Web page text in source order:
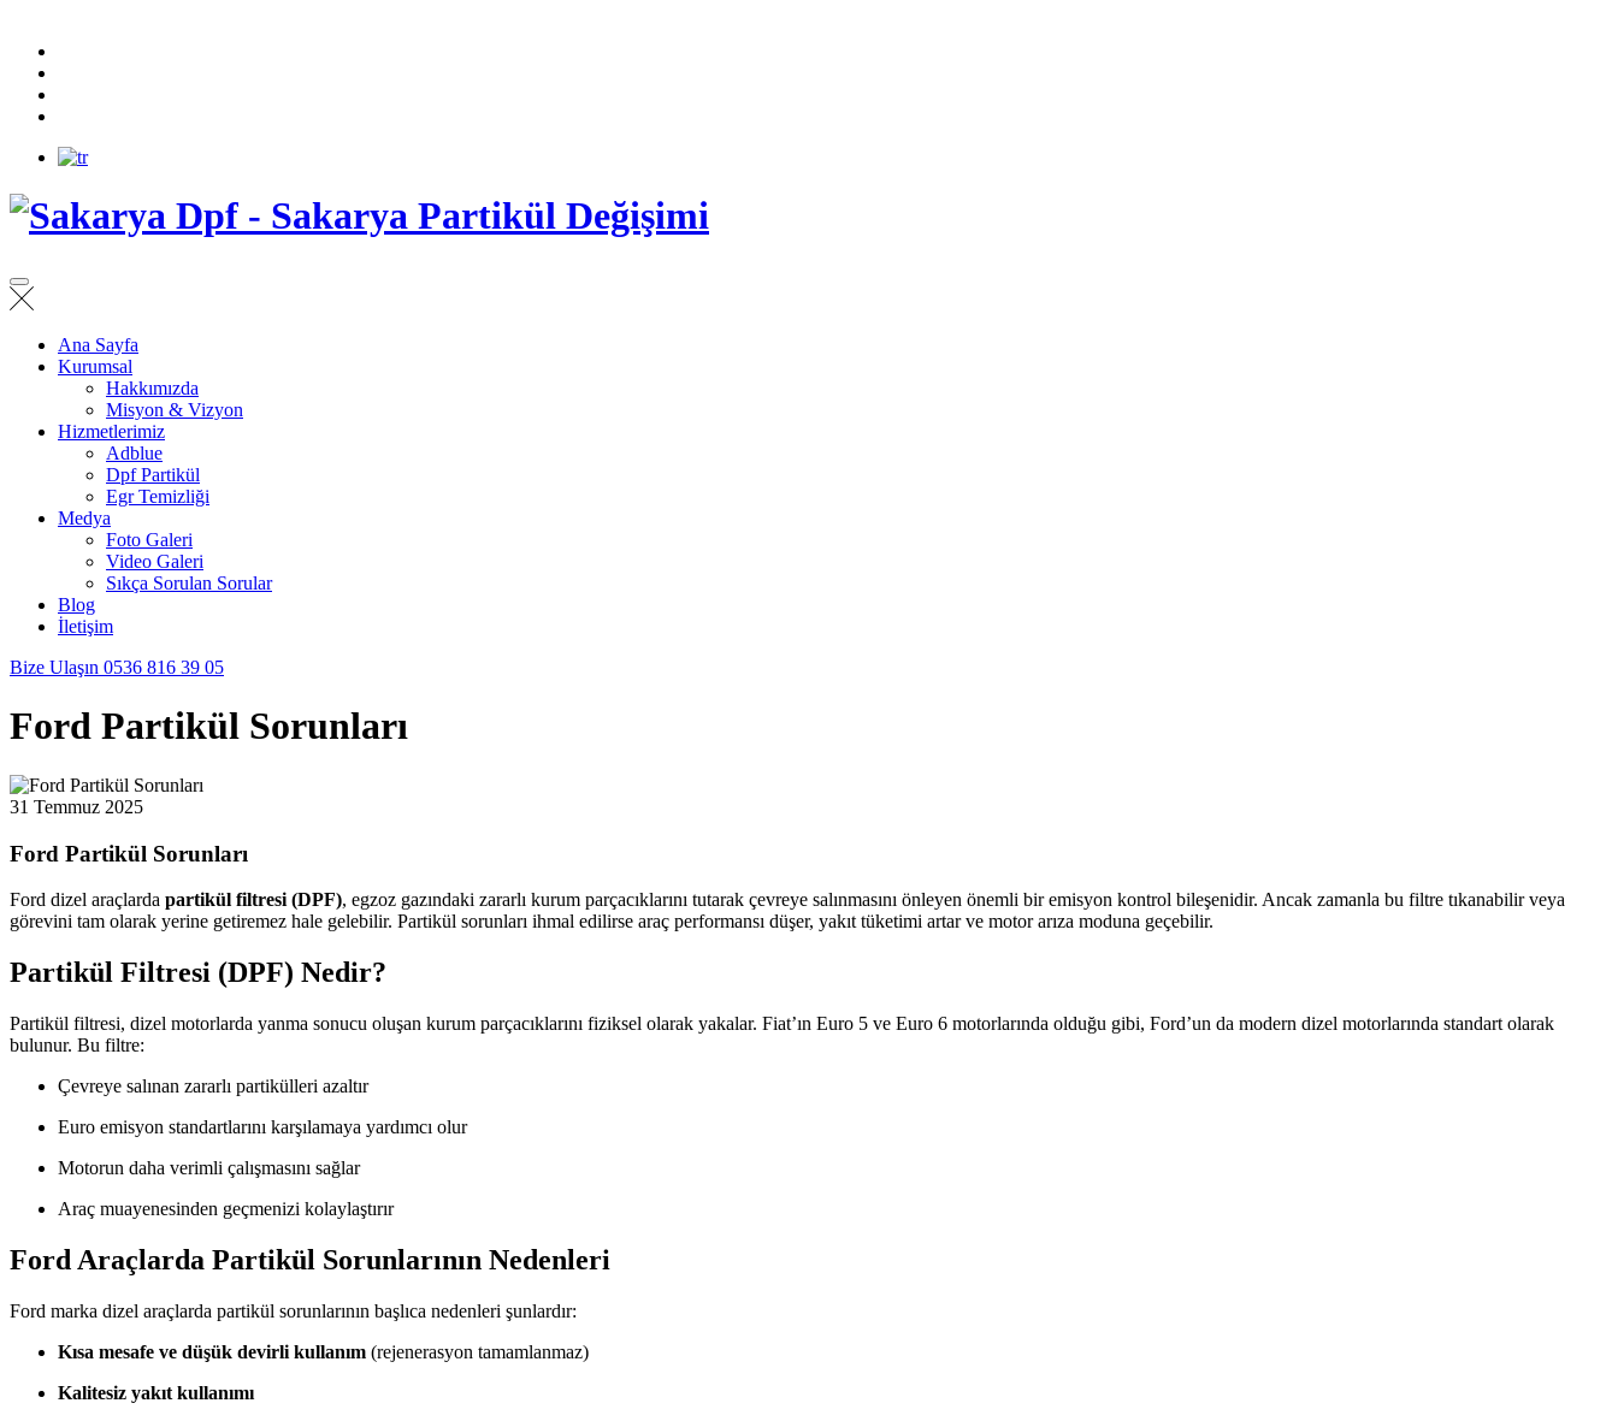
Ana Sayfa
Kurumsal
Hakkımızda
Misyon & Vizyon
Hizmetlerimiz
Adblue
Dpf Partikül
Egr Temizliği
Medya
Foto Galeri
Video Galeri
Sıkça Sorulan Sorular
Blog
İletişim
Bize Ulaşın 0536 816 39 05
Ford Partikül Sorunları
31 Temmuz 2025
Ford Partikül Sorunları
Ford dizel araçlarda partikül filtresi (DPF), egzoz gazındaki zararlı kurum parçacıklarını tutarak çevreye salınmasını önleyen önemli bir emisyon kontrol bileşenidir. Ancak zamanla bu filtre tıkanabilir veya
görevini tam olarak yerine getiremez hale gelebilir. Partikül sorunları ihmal edilirse araç performansı düşer, yakıt tüketimi artar ve motor arıza moduna geçebilir.
Partikül Filtresi (DPF) Nedir?
Partikül filtresi, dizel motorlarda yanma sonucu oluşan kurum parçacıklarını fiziksel olarak yakalar. Fiat’ın Euro 5 ve Euro 6 motorlarında olduğu gibi, Ford’un da modern dizel motorlarında standart olarak
bulunur. Bu filtre:
Çevreye salınan zararlı partikülleri azaltır
Euro emisyon standartlarını karşılamaya yardımcı olur
Motorun daha verimli çalışmasını sağlar
Araç muayenesinden geçmenizi kolaylaştırır
Ford Araçlarda Partikül Sorunlarının Nedenleri
Ford marka dizel araçlarda partikül sorunlarının başlıca nedenleri şunlardır:
Kısa mesafe ve düşük devirli kullanım (rejenerasyon tamamlanmaz)
Kalitesiz yakıt kullanımı